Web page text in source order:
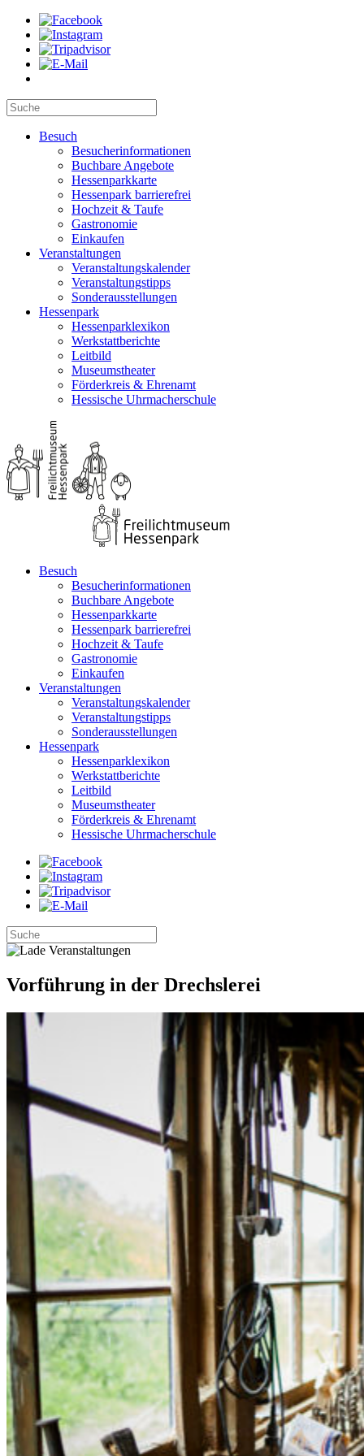
Besuch
Besucherinformationen
Buchbare Angebote
Hessenparkkarte
Hessenpark barrierefrei
Hochzeit & Taufe
Gastronomie
Einkaufen
Veranstaltungen
Veranstaltungskalender
Veranstaltungstipps
Sonderausstellungen
Hessenpark
Hessenparklexikon
Werkstattberichte
Leitbild
Museumstheater
Förderkreis & Ehrenamt
Hessische Uhrmacherschule
Besuch
Besucherinformationen
Buchbare Angebote
Hessenparkkarte
Hessenpark barrierefrei
Hochzeit & Taufe
Gastronomie
Einkaufen
Veranstaltungen
Veranstaltungskalender
Veranstaltungstipps
Sonderausstellungen
Hessenpark
Hessenparklexikon
Werkstattberichte
Leitbild
Museumstheater
Förderkreis & Ehrenamt
Hessische Uhrmacherschule
Vorführung in der Drechslerei